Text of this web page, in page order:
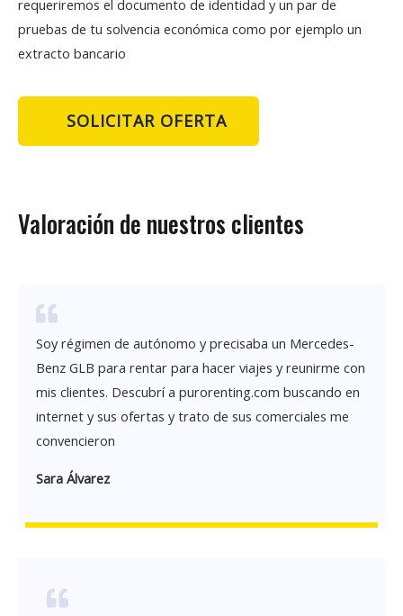
requeriremos el documento de identidad y un par de
pruebas de tu solvencia económica como por ejemplo un
extracto bancario
SOLICITAR OFERTA
Valoración de nuestros clientes
Soy régimen de autónomo y precisaba un Mercedes-
Benz GLB para rentar para hacer viajes y reunirme con
mis clientes. Descubrí a purorenting.com buscando en
internet y sus ofertas y trato de sus comerciales me
convencieron
Sara Álvarez